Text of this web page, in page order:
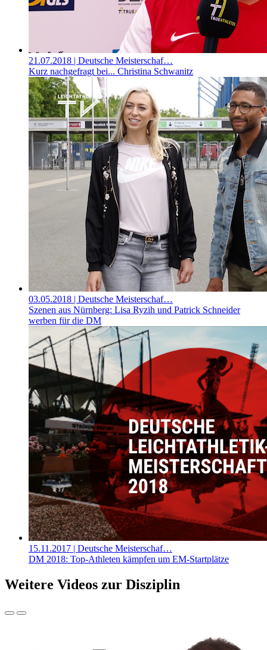
21.07.2018 | Deutsche Meisterschaf…
Kurz nachgefragt bei... Christina Schwanitz
03.05.2018 | Deutsche Meisterschaf…
Szenen aus Nürnberg: Lisa Ryzih und Patrick Schneider
werben für die DM
15.11.2017 | Deutsche Meisterschaf…
DM 2018: Top-Athleten kämpfen um EM-Startplätze
Weitere Videos zur Disziplin